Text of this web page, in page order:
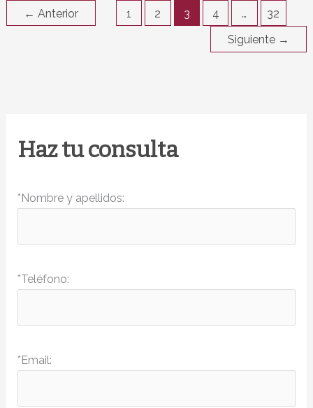
esperanza
de
de
← Anterior 1 2 3 4 …
32
Siguiente →
Haz tu consulta
*Nombre y apellidos:
*Teléfono:
*Email: